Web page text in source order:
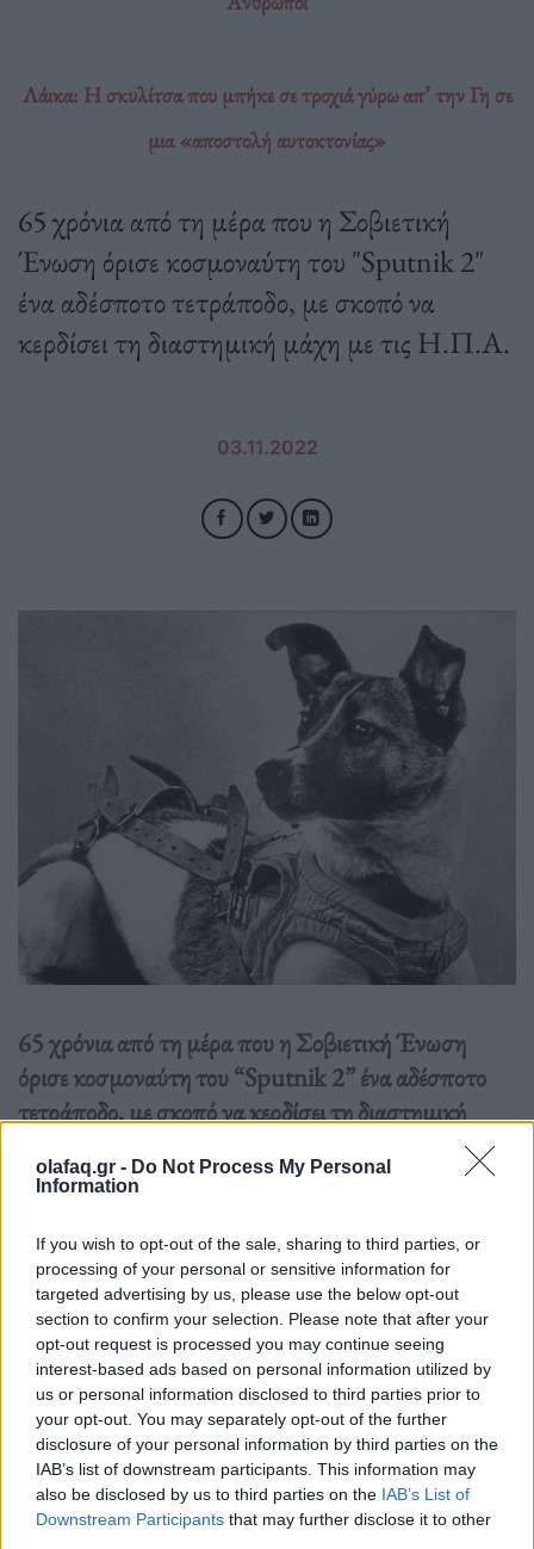
olafaq.gr - Do Not Process My Personal
Information
If you wish to opt-out of the sale, sharing to third parties, or
processing of your personal or sensitive information for
targeted advertising by us, please use the below opt-out
section to confirm your selection. Please note that after your
opt-out request is processed you may continue seeing
interest-based ads based on personal information utilized by
us or personal information disclosed to third parties prior to
your opt-out. You may separately opt-out of the further
disclosure of your personal information by third parties on the
IAB’s list of downstream participants. This information may
also be disclosed by us to third parties on the IAB’s List of
Downstream Participants that may further disclose it to other
Λάικα: Η σκυλίτσα που μπήκε σε τροχιά γύρω απ’ την Γη σε
μια «αποστολή αυτοκτονίας»
65 χρόνια από τη μέρα που η Σοβιετική
Ένωση όρισε κοσμοναύτη του "Sputnik 2"
ένα αδέσποτο τετράποδο, με σκοπό να
κερδίσει τη διαστημική μάχη με τις Η.Π.Α.
03.11.2022
65 χρόνια από τη μέρα που η Σοβιετική Ένωση
όρισε κοσμοναύτη του “Sputnik 2” ένα αδέσποτο
τετράποδο, με σκοπό να κερδίσει τη διαστημική
Δημοσιεύθηκε σεΙστορίες|Taggedδιάστημα,Λάικα,Σοβιετική
Ένωση
Δείτε επίσης